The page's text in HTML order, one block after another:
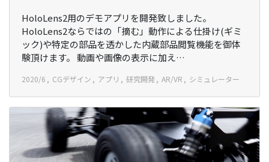
HoloLens2用のデモアプリを開発致しました。
HoloLens2ならではの「摘む」動作による仕掛け(ギミ
ック)や特定の部品を透かした内蔵部品閲覧機能を御体
験頂けます。 動画や画像の表示に加え…
2020/6 CGデザイン アプリ 研究開発 AR/VR シミュレーター